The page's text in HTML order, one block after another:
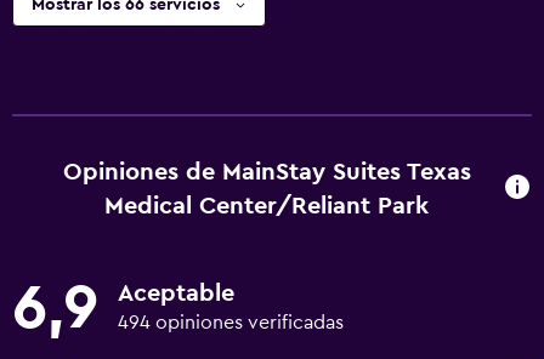
Mostrar los 66 servicios
Opiniones de MainStay Suites Texas
Medical Center/Reliant Park
6,9 Aceptable
494 opiniones verificadas